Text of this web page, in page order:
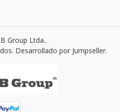
Group Ltda..
Desarrollado por Jumpseller.